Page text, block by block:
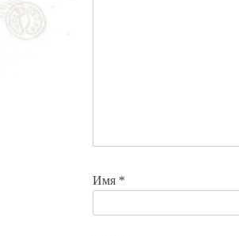
Имя *